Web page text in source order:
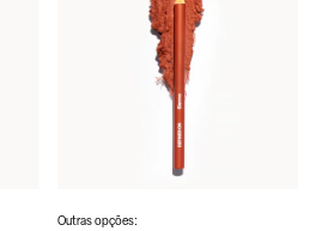
Outras opções: